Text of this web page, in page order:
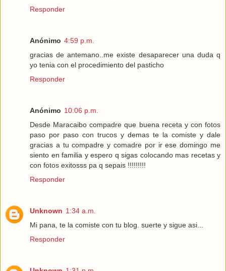
Responder
Anónimo 4:59 p.m.
gracias de antemano..me existe desaparecer una duda q
yo tenia con el procedimiento del pasticho
Responder
Anónimo 10:06 p.m.
Desde Maracaibo compadre que buena receta y con fotos
paso por paso con trucos y demas te la comiste y dale
gracias a tu compadre y comadre por ir ese domingo me
siento en familia y espero q sigas colocando mas recetas y
con fotos exitosss pa q sepais !!!!!!!!!
Responder
Unknown 1:34 a.m.
Mi pana, te la comiste con tu blog. suerte y sigue asi...
Responder